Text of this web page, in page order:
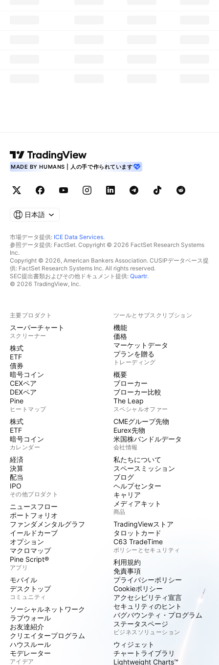
MADE BY HUMANS | 人の手で作られています
日本語
市場データ提供: ICE Data Services.
参照データ提供: FactSet. Copyright © 2026 FactSet Research Systems
Inc.
Copyright © 2026, American Bankers Association. CUSIPデータベース提
供: FactSet Research Systems Inc. All rights reserved.
SEC提出書類およびその他ドキュメント提供: Quartr.
© 2026 TradingView, Inc.
主要プロダクト
スーパーチャート
スクリーナー
株式
ETF
債券
暗号コイン
CEXペア
DEXペア
Pine
ヒートマップ
株式
ETF
暗号コイン
カレンダー
経済
決算
配当
IPO
その他プロダクト
ニュースフロー
ポートフォリオ
ファンダメンタルグラフ
イールドカーブ
オプション
マクロマップ
Pine Script®
アプリ
モバイル
デスクトップ
コミュニティ
ソーシャルネットワーク
ラブウォール
お友達紹介
クリエイタープログラム
ハウスルール
モデレーター
アイデア
ツールとサブスクリプション
機能
価格
マーケットデータ
プランを贈る
トレーディング
概要
ブローカー
ブローカー比較
The Leap
スペシャルオファー
CMEグループ先物
Eurex先物
米国株バンドルデータ
会社情報
私たちについて
スペースミッション
ブログ
ヘルプセンター
キャリア
メディアキット
商品
TradingViewストア
タロットカード
C63 TradeTime
ポリシーとセキュリティ
利用規約
免責事項
プライバシーポリシー
Cookieポリシー
アクセシビリティ宣言
セキュリティのヒント
バグバウンティ・プログラム
ステータスページ
ビジネスソリューション
ウィジェット
チャートライブラリ
Lightweight Charts™